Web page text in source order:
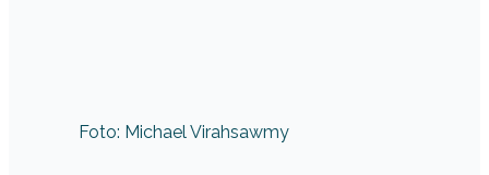
Foto: Michael Virahsawmy